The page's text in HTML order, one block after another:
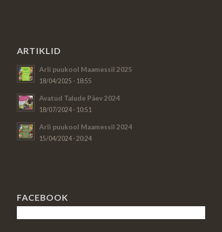
ARTIKLID
Arli puukool Maamessil 2025
18/04/2025 - 18:55
Avatud Talude Päev 2024
18/07/2024 - 10:51
Arli puukool Maamessil 2024
15/04/2024 - 20:24
FACEBOOK